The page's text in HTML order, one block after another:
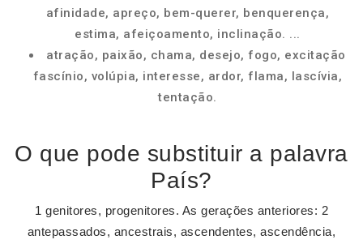
afinidade, apreço, bem-querer, benquerença,
estima, afeiçoamento, inclinação. ...
atração, paixão, chama, desejo, fogo, excitação
fascínio, volúpia, interesse, ardor, flama, lascívia,
tentação.
O que pode substituir a palavra
País?
1 genitores, progenitores. As gerações anteriores: 2
antepassados, ancestrais, ascendentes, ascendência,